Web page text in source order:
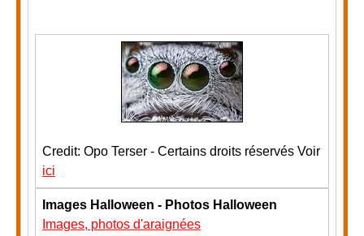
Credit: Opo Terser - Certains droits réservés Voir
ici
Images Halloween - Photos Halloween
Images, photos d'araignées